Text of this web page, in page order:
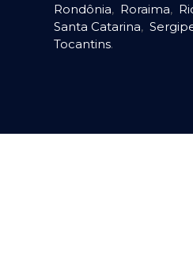
Rondônia, Roraima,
Santa Catarina,
Tocantins.